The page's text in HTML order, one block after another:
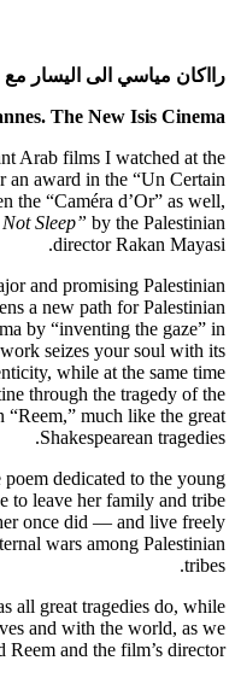
رااكان مياسي الى اليسار
The New Isis Cinema
Arab films I watched at the
award in the “Un Certain
the “Caméra d’Or” as well,
Sleep” by the Palestinian
director Rakan Mayasi.
and promising Palestinian
a new path for Palestinian
by “inventing the gaze” in
seizes your soul with its
while at the same time
through the tragedy of the
much like the great
Shakespearean tragedies.
dedicated to the young
to leave her family and tribe
once did — and live freely
wars among Palestinian
tribes.
all great tragedies do, while
and with the world, as we
Reem and the film’s director.